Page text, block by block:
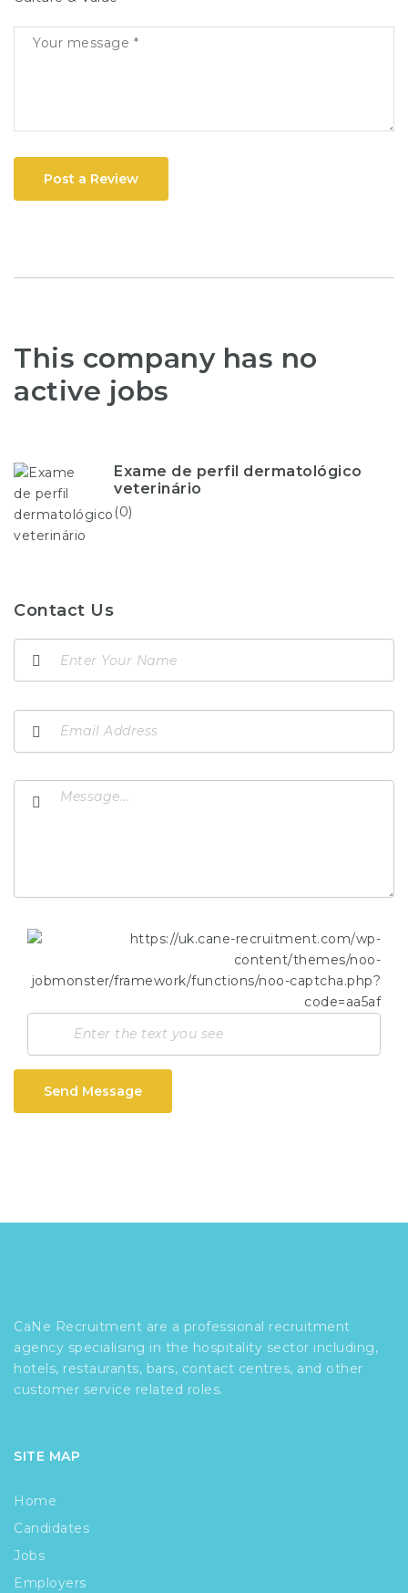
Post a Review
This company has no
active jobs
Exame de perfil dermatológico
veterinário
(0)
Contact Us
Send Message
CaNe Recruitment are a professional recruitment
agency specialising in the hospitality sector including,
hotels, restaurants, bars, contact centres, and other
customer service related roles.
SITE MAP
Home
Candidates
Jobs
Employers